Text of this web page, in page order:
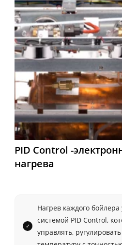
PID Control -
нагрева
Нагрев каждого бойлера
системой PID Control,
управлять,